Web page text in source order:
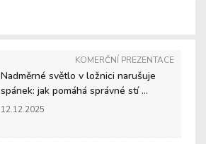
KOMERČNÍ PREZENTACE
Nadměrné světlo v ložnici narušuje
spánek: jak pomáhá správné stí ...
12.12.2025